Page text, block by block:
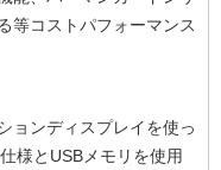
等コストパフォーマンス
ョンディスプレイを使っ
様とUSBメモリを使用